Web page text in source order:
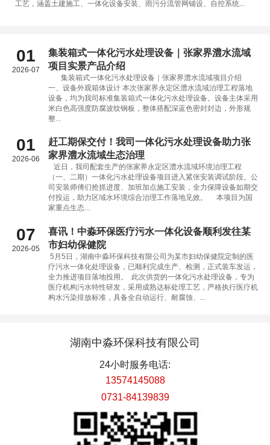
工艺，涵盖土建施工、一体化设备安装、雨污分流管网铺设、自控系统...
01
2026-07
集装箱式一体化污水处理设备｜张家界澧水流域
项目实景产品介绍
集装箱式一体化污水处理设备｜张家界澧水流域项目介绍
一、设备外观箱体设计 本次张家界永定区澧水流域治理工程落地
设备，均为我司标准集装箱式一体化污水处理设备。设备主体采用
米白色高强度防腐波纹钢板，整体搭配深蓝色密封封边，外形规
整...
01
2026-06
赶工期保交付！我司一体化污水处理设备助力张
家界澧水流域生态治理
近日，我司配套生产的张家界永定区澧水流域环境治理工程
（一、二期）一体化污水处理设备项目进入紧张安装调试阶段。公
司安装师傅们抢抓进度、加班加点施工安装，全力保障设备如期交
付投运，助力区域水环境综合治理工作落地见效。 本项目为国
家重点生态...
07
2026-05
喜讯！中淼环保医疗污水一体化设备顺利发往某
市妇幼保健院
5月5日，湖南中淼环保科技有限公司为某市妇幼保健院定制的医
疗污水一体化处理设备，已顺利完成生产、检测，正式装车发运，
全力推进项目落地投用。 此次供货的一体化污水处理设备，专为
医疗机构污水特性研发，采用成熟达标处理工艺，严格执行医疗机
构水污染排放标准，具备全自动运行、耐腐蚀、...
湖南中淼环保科技有限公司
24小时服务电话:
13574145088
0731-84139839